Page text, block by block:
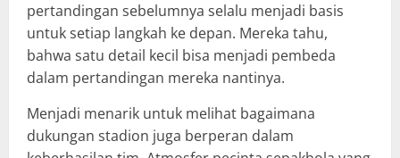
pertandingan sebelumnya selalu menjadi basis
untuk setiap langkah ke depan. Mereka tahu,
bahwa satu detail kecil bisa menjadi pembeda
dalam pertandingan mereka nantinya.
Menjadi menarik untuk melihat bagaimana
dukungan stadion juga berperan dalam